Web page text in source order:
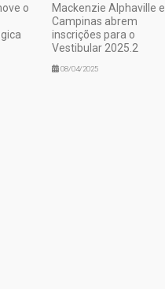
o
Mackenzie Alphaville e
Campinas abrem
inscrições para o
Vestibular 2025.2
08/04/2025